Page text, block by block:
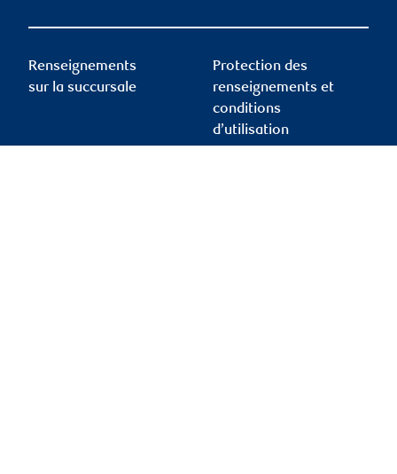
Renseignements
sur la succursale
Protection des
renseignements et
conditions
d’utilisation